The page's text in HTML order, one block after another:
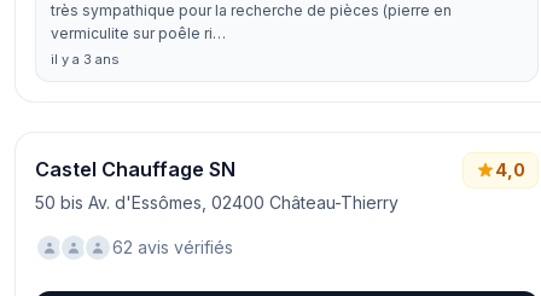
très sympathique pour la recherche de pièces (pierre en
vermiculite sur poêle ri…
il y a 3 ans
Castel Chauffage SN
50 bis Av. d'Essômes, 02400 Château-Thierry
4,0
62 avis vérifiés